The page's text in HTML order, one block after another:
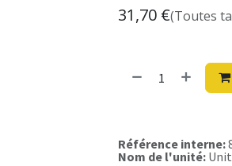
31,70 €(Toutes
Référence interne:
Nom de l'unité: